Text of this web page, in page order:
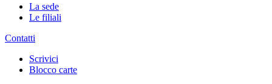
La sede
Le filiali
Contatti
Scrivici
Blocco carte